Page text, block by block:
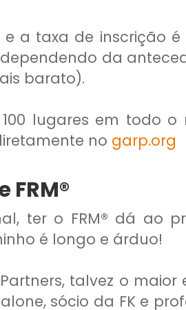
a taxa de inscrição
dependendo da
barato).
lugares em todo o
no garp.org
ter o FRM® dá ao
é longo e árduo!
talvez o
sócio da FK e